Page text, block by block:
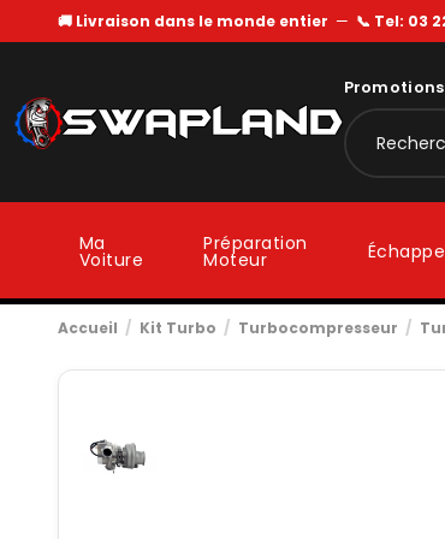
🚚 Livraison dans le monde entier — 📞 Tel: 03
Promotions
Ma
Voiture
Préparation
Moteur
Accueil Kit Turbo Turbocompresseur